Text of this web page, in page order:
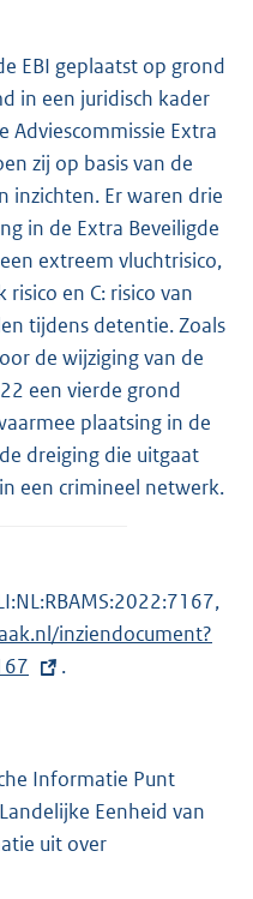
EBI geplaatst op grond
in een juridisch kader
Adviescommissie Extra
zij op basis van de
inzichten. Er waren drie
in de Extra Beveiligde
extreem vluchtrisico,
en C: risico van
tijdens detentie. Zoals
de wijziging van de
een vierde grond
plaatsing in de
dreiging die uitgaat
een crimineel netwerk.
inziendocument?
.
Informatie Punt
Eenheid van
uit over